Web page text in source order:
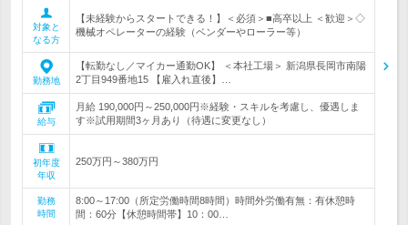
対象と
なる方
【未経験からスタートできる！】＜必須＞■高卒以上 ＜歓迎＞◇
機械オペレーターの経験（ベンダーやローラー等）
勤務地
【転勤なし／マイカー通勤OK】 ＜本社工場＞ 新潟県長岡市南陽
2丁目949番地15 【雇入れ直後】…
給与
月給 190,000円～250,000円※経験・スキルを考慮し、優遇しま
す※試用期間3ヶ月あり（待遇に変更なし）
初年度
年収
250万円～380万円
勤務
時間
8:00～17:00（所定労働時間8時間）時間外労働有無：有休憩時
間：60分【休憩時間帯】10：00…